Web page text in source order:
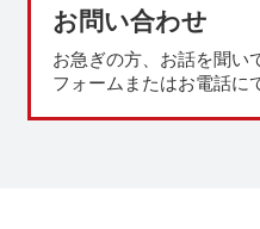
お問い合わせ
お急ぎの方、お話を聞い
フォームまたはお電話に